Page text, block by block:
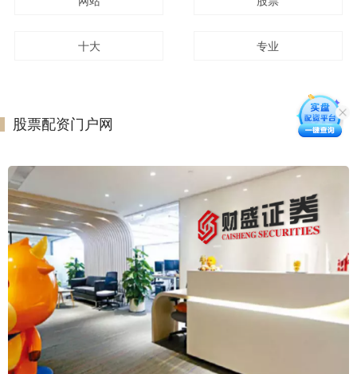
十大 专业
股票配资门户网